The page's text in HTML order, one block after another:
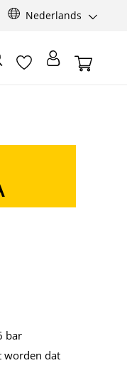
Nederlands
bar
worden dat